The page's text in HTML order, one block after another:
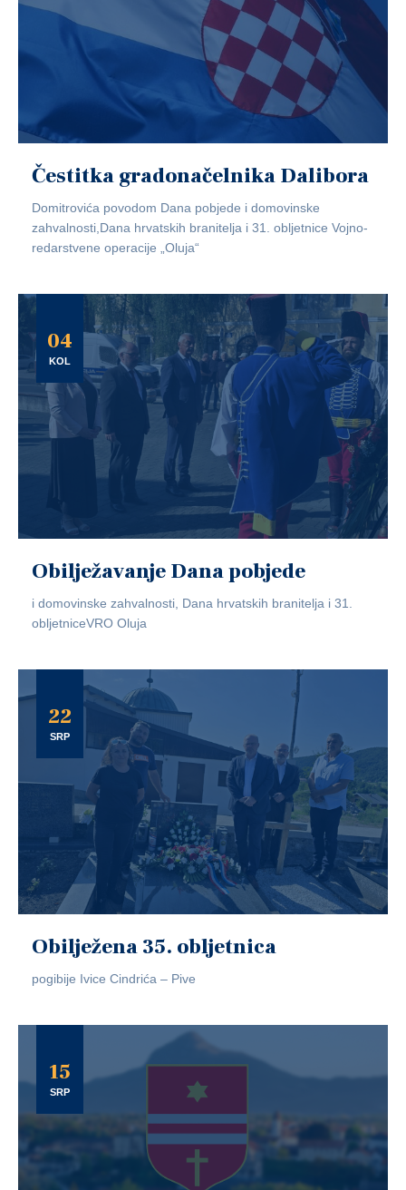
Čestitka gradonačelnika Dalibora
Domitrovića povodom Dana pobjede i domovinske
zahvalnosti,Dana hrvatskih branitelja i 31. obljetnice Vojno-
redarstvene operacije „Oluja“
04
KOL
Obilježavanje Dana pobjede
i domovinske zahvalnosti, Dana hrvatskih branitelja i 31.
obljetniceVRO Oluja
22
SRP
Obilježena 35. obljetnica
pogibije Ivice Cindrića – Pive
15
SRP